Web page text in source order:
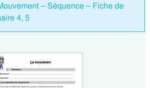
– Séquence – Fiche de
4, 5